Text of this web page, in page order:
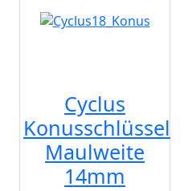
Cyclus
Konusschlüssel
Maulweite
14mm